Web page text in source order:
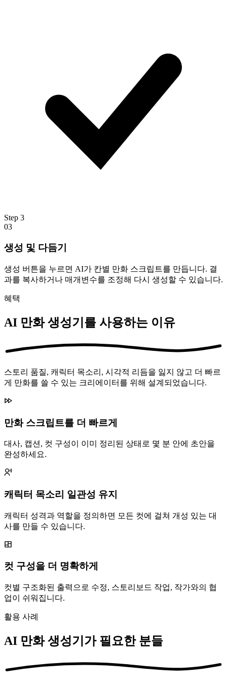
Step 3
03
생성 및 다듬기
생성 버튼을 누르면 AI가 칸별 만화 스크립트를 만듭니다. 결
과를 복사하거나 매개변수를 조정해 다시 생성할 수 있습니다.
혜택
AI 만화 생성기를 사용하는 이유
스토리 품질, 캐릭터 목소리, 시각적 리듬을 잃지 않고 더 빠르
게 만화를 쓸 수 있는 크리에이터를 위해 설계되었습니다.
만화 스크립트를 더 빠르게
대사, 캡션, 컷 구성이 이미 정리된 상태로 몇 분 안에 초안을
완성하세요.
캐릭터 목소리 일관성 유지
캐릭터 성격과 역할을 정의하면 모든 컷에 걸쳐 개성 있는 대
사를 만들 수 있습니다.
컷 구성을 더 명확하게
컷별 구조화된 출력으로 수정, 스토리보드 작업, 작가와의 협
업이 쉬워집니다.
활용 사례
AI 만화 생성기가 필요한 분들